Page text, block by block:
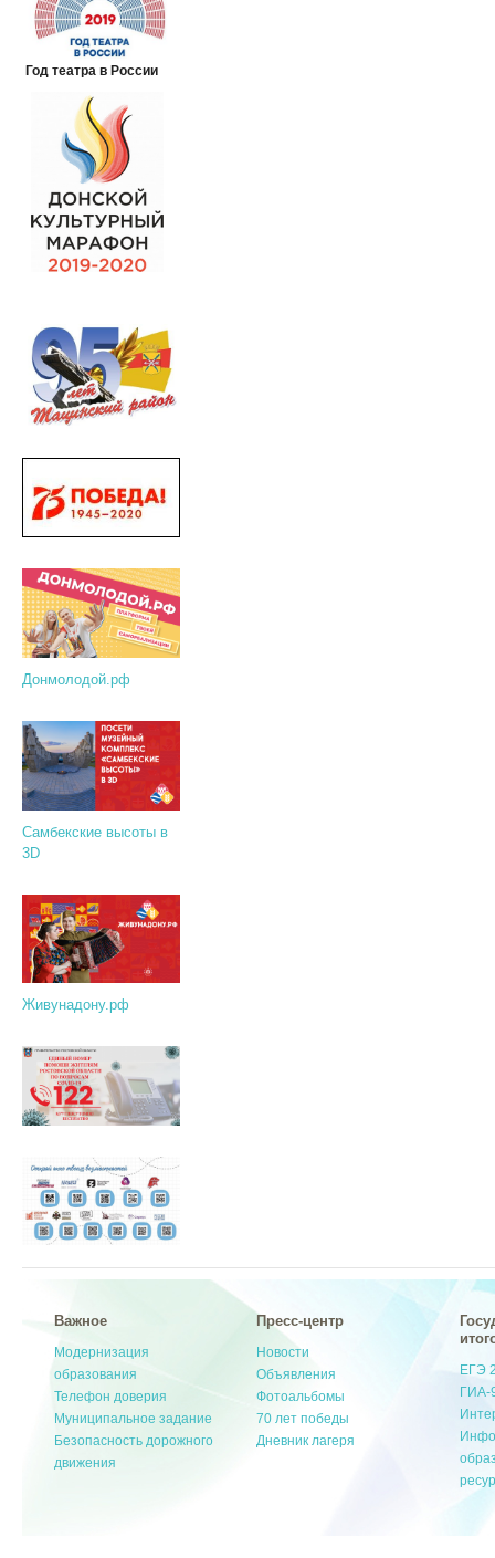
Год театра в России
Донмолодой.рф
Самбекские высоты в
3D
Живунадону.рф
Важное
Модернизация
образования
Телефон доверия
Муниципальное задание
Безопасность дорожного
движения
Пресс-центр
Новости
Объявления
Фотоальбомы
70 лет победы
Дневник лагеря
ЕГЭ
ГИА-